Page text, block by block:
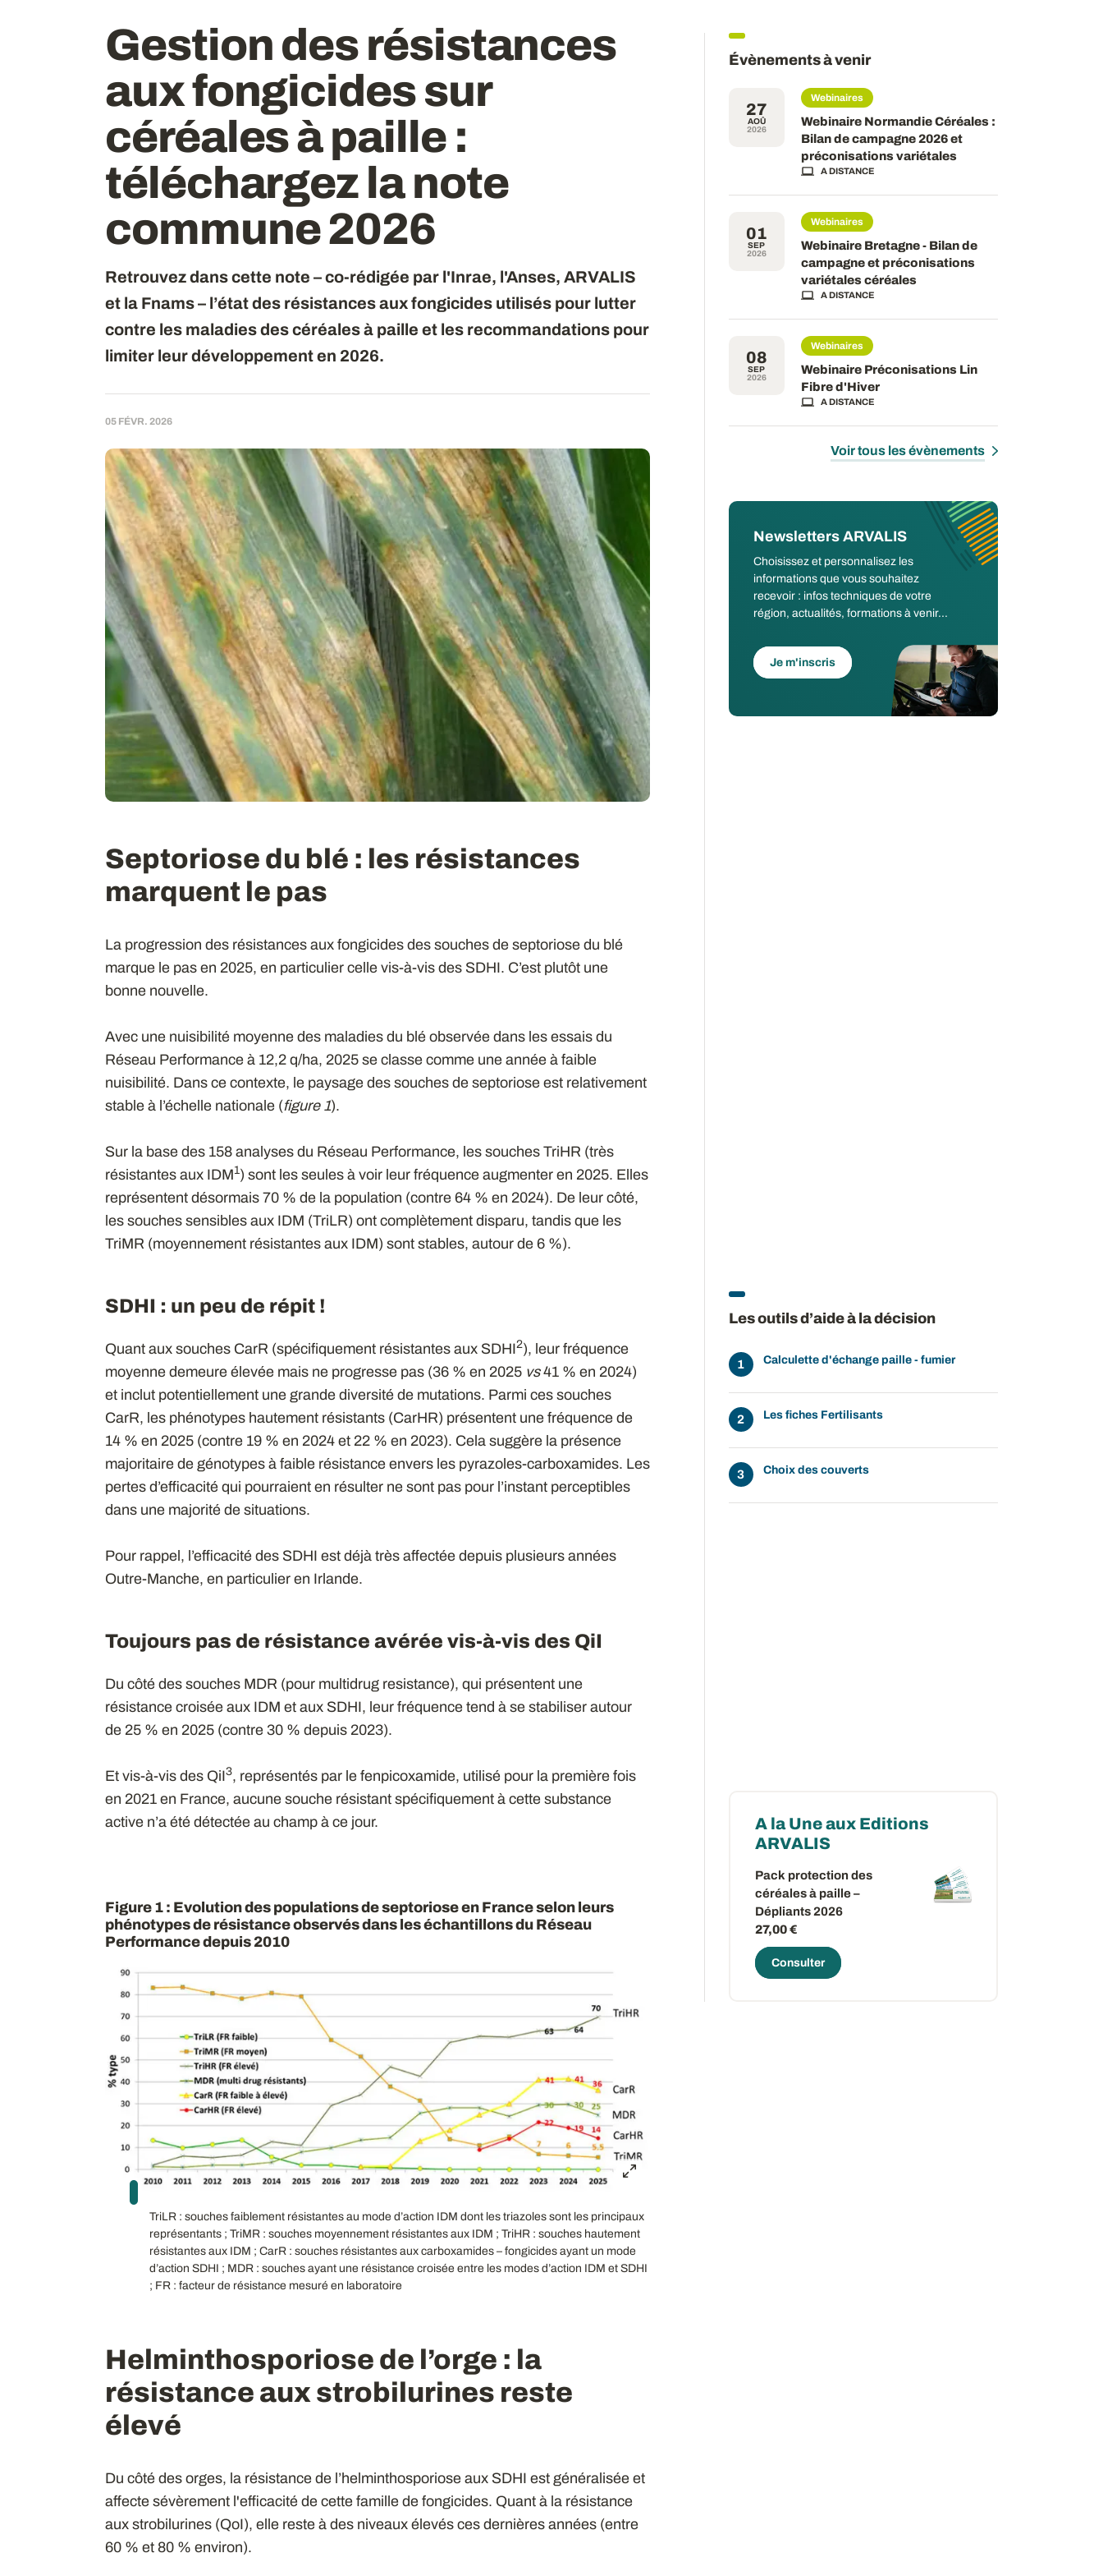
Gestion des résistances
aux fongicides sur
céréales à paille :
téléchargez la note
commune 2026
Retrouvez dans cette note – co-rédigée par l'Inrae, l'Anses, ARVALIS
et la Fnams – l’état des résistances aux fongicides utilisés pour lutter
contre les maladies des céréales à paille et les recommandations pour
limiter leur développement en 2026.
05 FÉVR. 2026
Septoriose du blé : les résistances
marquent le pas
La progression des résistances aux fongicides des souches de septoriose du blé
marque le pas en 2025, en particulier celle vis-à-vis des SDHI. C’est plutôt une
bonne nouvelle.
Avec une nuisibilité moyenne des maladies du blé observée dans les essais du
Réseau Performance à 12,2 q/ha, 2025 se classe comme une année à faible
nuisibilité. Dans ce contexte, le paysage des souches de septoriose est relativement
stable à l’échelle nationale (figure 1).
Sur la base des 158 analyses du Réseau Performance, les souches TriHR (très
résistantes aux IDM1) sont les seules à voir leur fréquence augmenter en 2025. Elles
représentent désormais 70 % de la population (contre 64 % en 2024). De leur côté,
les souches sensibles aux IDM (TriLR) ont complètement disparu, tandis que les
TriMR (moyennement résistantes aux IDM) sont stables, autour de 6 %).
SDHI : un peu de répit !
Quant aux souches CarR (spécifiquement résistantes aux SDHI2), leur fréquence
moyenne demeure élevée mais ne progresse pas (36 % en 2025 vs41 % en 2024)
et inclut potentiellement une grande diversité de mutations. Parmi ces souches
CarR, les phénotypes hautement résistants (CarHR) présentent une fréquence de
14 % en 2025 (contre 19 % en 2024 et 22 % en 2023). Cela suggère la présence
majoritaire de génotypes à faible résistance envers les pyrazoles-carboxamides. Les
pertes d’efficacité qui pourraient en résulter ne sont pas pour l’instant perceptibles
dans une majorité de situations.
Pour rappel, l’efficacité des SDHI est déjà très affectée depuis plusieurs années
Outre-Manche, en particulier en Irlande.
Toujours pas de résistance avérée vis-à-vis des QiI
Du côté des souches MDR (pour multidrug resistance), qui présentent une
résistance croisée aux IDM et aux SDHI, leur fréquence tend à se stabiliser autour
de 25 % en 2025 (contre 30 % depuis 2023).
Et vis-à-vis des QiI3, représentés par le fenpicoxamide, utilisé pour la première fois
en 2021 en France, aucune souche résistant spécifiquement à cette substance
active n’a été détectée au champ à ce jour.
Figure 1 : Evolution des populations de septoriose en France selon leurs
phénotypes de résistance observés dans les échantillons du Réseau
Performance depuis 2010
TriLR : souches faiblement résistantes au mode d’action IDM dont les triazoles sont les principaux
représentants ; TriMR : souches moyennement résistantes aux IDM ; TriHR : souches hautement
résistantes aux IDM ; CarR : souches résistantes aux carboxamides – fongicides ayant un mode
d’action SDHI ; MDR : souches ayant une résistance croisée entre les modes d’action IDM et SDHI
; FR : facteur de résistance mesuré en laboratoire
Helminthosporiose de l’orge : la
résistance aux strobilurines reste
élevé
Du côté des orges, la résistance de l’helminthosporiose aux SDHI est généralisée et
affecte sévèrement l'efficacité de cette famille de fongicides. Quant à la résistance
aux strobilurines (QoI), elle reste à des niveaux élevés ces dernières années (entre
60 % et 80 % environ).
Évènements à venir
27
AOÛ
2026
Webinaires
Webinaire Normandie Céréales :
Bilan de campagne 2026 et
préconisations variétales
A DISTANCE
01
SEP
2026
Webinaires
Webinaire Bretagne - Bilan de
campagne et préconisations
variétales céréales
A DISTANCE
08
SEP
2026
Webinaires
Webinaire Préconisations Lin
Fibre d'Hiver
A DISTANCE
Voir tous les évènements
Newsletters ARVALIS
Choisissez et personnalisez les
informations que vous souhaitez
recevoir : infos techniques de votre
région, actualités, formations à venir...
Je m'inscris
Les outils d’aide à la décision
Calculette d'échange paille - fumier
Les fiches Fertilisants
Choix des couverts
A la Une aux Editions
ARVALIS
Pack protection des
céréales à paille –
Dépliants 2026
27,00 €
Consulter